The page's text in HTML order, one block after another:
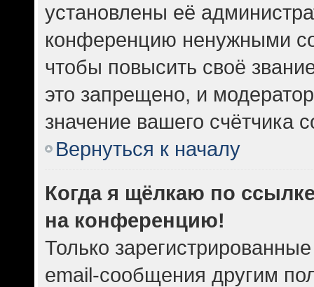
установлены её
конференцию ненужными
чтобы повысить своё
это запрещено, и
значение вашего счётчика
Вернуться к началу
Когда я щёлкаю по
на конференцию!
Только
email-сообщения другим